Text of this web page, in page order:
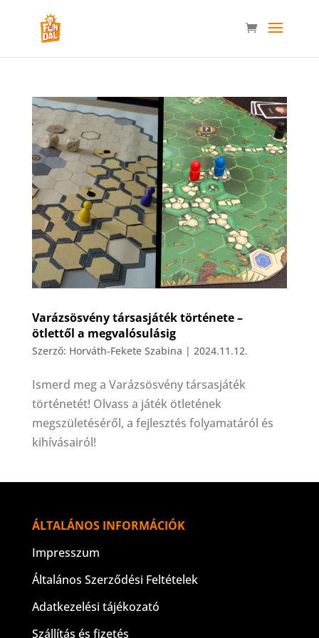
Varázsösvény társasjáték története –
ötlettől a megvalósulásig
Szerző: Horváth-Fekete Szabina | 2024.11.12.
Ismerd meg a Varázsösvény társasjáték
történetét! Olvass a játék ötletének
megszületéséről, a fejlesztés folyamatáról és
kihívásairól!
ÁLTALÁNOS INFORMÁCIÓK
Impresszum
Általános Szerződési Feltételek
Adatkezelési tájékozató
Szállítás és fizetés